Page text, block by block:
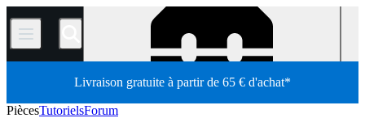
/
Livraison gratuite à partir de 65 € d'achat*
PiècesTutorielsForum